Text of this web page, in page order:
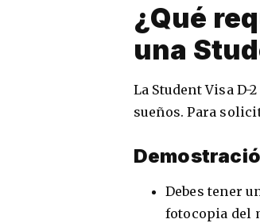
¿Qué
una
La Student Visa
sueños. Para
Debes tener
fotocopia del